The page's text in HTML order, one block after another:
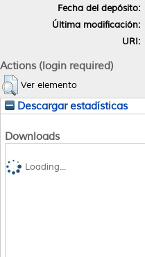
Fecha del depósito:
Última modificación:
URI:
Actions (login required)
Ver elemento
Descargar estadísticas
Downloads
Loading...